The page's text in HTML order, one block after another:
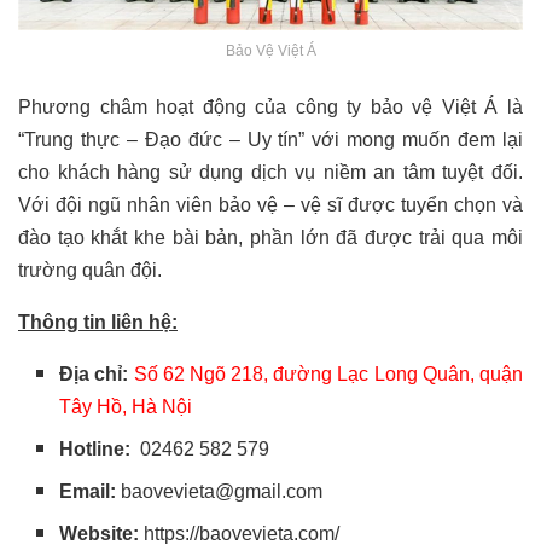
Bảo Vệ Việt Á
Phương châm hoạt động của công ty bảo vệ Việt Á là
“Trung thực – Đạo đức – Uy tín” với mong muốn đem lại
cho khách hàng sử dụng dịch vụ niềm an tâm tuyệt đối.
Với đội ngũ nhân viên bảo vệ – vệ sĩ được tuyển chọn và
đào tạo khắt khe bài bản, phần lớn đã được trải qua môi
trường quân đội.
Thông tin liên hệ:
Địa chỉ: Số 62 Ngõ 218, đường Lạc Long Quân, quận
Tây Hồ, Hà Nội
Hotline: 02462 582 579
Email: baovevieta@gmail.com
Website: https://baovevieta.com/